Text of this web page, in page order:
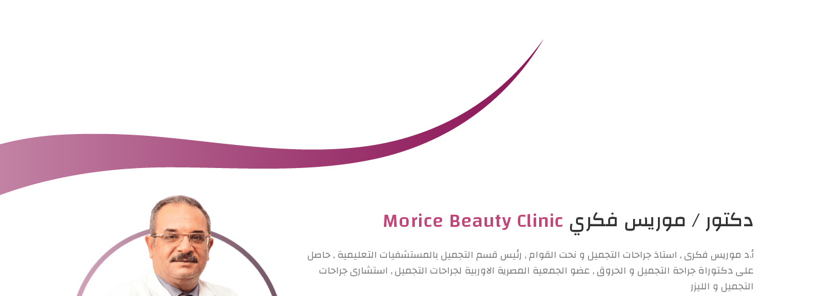
دكتور / موريس فكري Morice Beauty Clinic
أ.د موريس فكرى , استاذ جراحات التجميل و نحت القوام , رئيس قسم التجميل بالمستشفيات التعليمية , حاصل
على دكتوراة جراحة التجميل و الحروق , عضو الجمعية المصرية الاوربية لجراحات التجميل , استشارى جراحات
التجميل و الليزر